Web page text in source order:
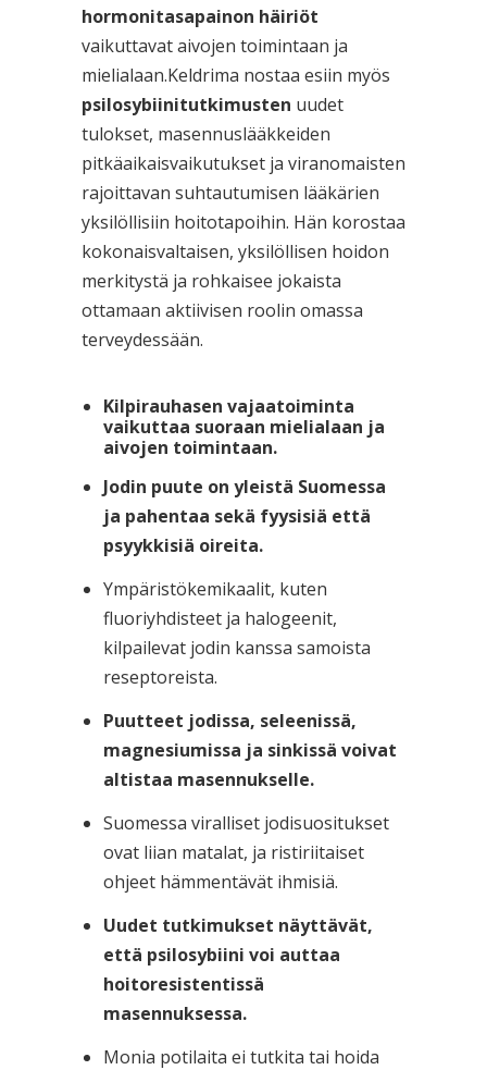
hormonitasapainon häiriöt
vaikuttavat aivojen toimintaan ja
mielialaan.Keldrima nostaa esiin myös
psilosybiinitutkimusten uudet
tulokset, masennuslääkkeiden
pitkäaikaisvaikutukset ja viranomaisten
rajoittavan suhtautumisen lääkärien
yksilöllisiin hoitotapoihin. Hän korostaa
kokonaisvaltaisen, yksilöllisen hoidon
merkitystä ja rohkaisee jokaista
ottamaan aktiivisen roolin omassa
terveydessään.
Kilpirauhasen vajaatoiminta
vaikuttaa suoraan mielialaan ja
aivojen toimintaan.
Jodin puute on yleistä Suomessa
ja pahentaa sekä fyysisiä että
psyykkisiä oireita.
Ympäristökemikaalit, kuten
fluoriyhdisteet ja halogeenit,
kilpailevat jodin kanssa samoista
reseptoreista.
Puutteet jodissa, seleenissä,
magnesiumissa ja sinkissä voivat
altistaa masennukselle.
Suomessa viralliset jodisuositukset
ovat liian matalat, ja ristiriitaiset
ohjeet hämmentävät ihmisiä.
Uudet tutkimukset näyttävät,
että psilosybiini voi auttaa
hoitoresistentissä
masennuksessa.
Monia potilaita ei tutkita tai hoida